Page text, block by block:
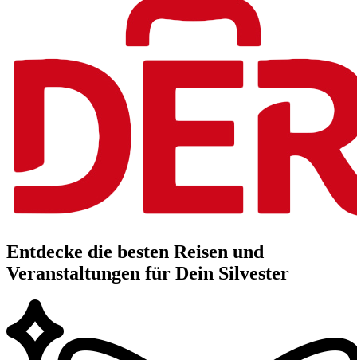
Entdecke die besten Reisen und
Veranstaltungen für Dein Silvester